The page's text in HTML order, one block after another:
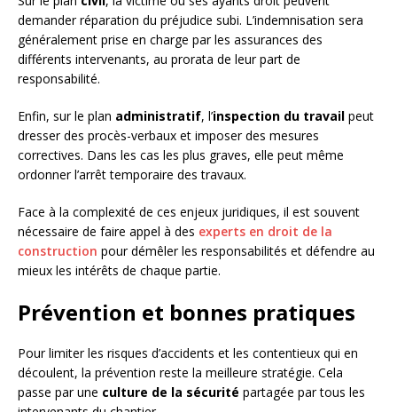
demander réparation du préjudice subi. L’indemnisation sera
généralement prise en charge par les assurances des
différents intervenants, au prorata de leur part de
responsabilité.
Enfin, sur le plan administratif, l’inspection du travail peut
dresser des procès-verbaux et imposer des mesures
correctives. Dans les cas les plus graves, elle peut même
ordonner l’arrêt temporaire des travaux.
Face à la complexité de ces enjeux juridiques, il est souvent
nécessaire de faire appel à des experts en droit de la
construction pour démêler les responsabilités et défendre au
mieux les intérêts de chaque partie.
Prévention et bonnes pratiques
Pour limiter les risques d’accidents et les contentieux qui en
découlent, la prévention reste la meilleure stratégie. Cela
passe par une culture de la sécurité partagée par tous les